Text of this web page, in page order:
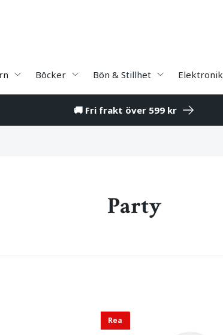
Böcker Bön & Stillhet Elektronik
🚚 Fri frakt över 599 kr
Party
Rea